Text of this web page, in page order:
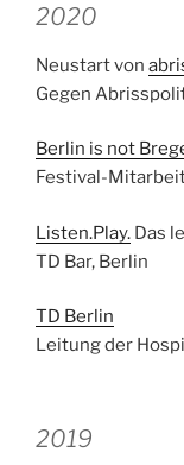
2020
Neustart von
Gegen
Berlin is not
Festival-
Listen.Play. Das
TD Bar, Berlin
TD Berlin
Leitung der
2019